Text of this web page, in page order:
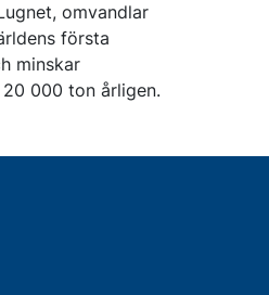
omvandlar
första
minskar
000 ton årligen.